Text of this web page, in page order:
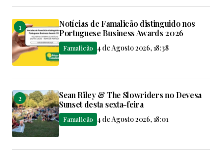
Notícias de Famalicão distinguido nos
Portuguese Business Awards 2026
Famalicão 4 de Agosto 2026, 18:38
Sean Riley & The Slowriders no Devesa
Sunset desta sexta-feira
Famalicão 4 de Agosto 2026, 18:01